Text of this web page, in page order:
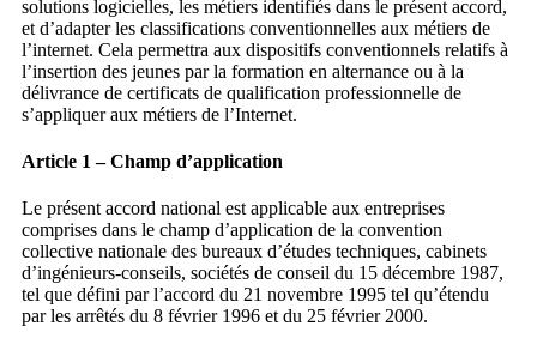
solutions logicielles, les métiers identifiés dans le présent accord,
et d’adapter les classifications conventionnelles aux métiers de
l’internet. Cela permettra aux dispositifs conventionnels relatifs à
l’insertion des jeunes par la formation en alternance ou à la
délivrance de certificats de qualification professionnelle de
s’appliquer aux métiers de l’Internet.
Article 1 – Champ d’application
Le présent accord national est applicable aux entreprises
comprises dans le champ d’application de la convention
collective nationale des bureaux d’études techniques, cabinets
d’ingénieurs-conseils, sociétés de conseil du 15 décembre 1987,
tel que défini par l’accord du 21 novembre 1995 tel qu’étendu
par les arrêtés du 8 février 1996 et du 25 février 2000.